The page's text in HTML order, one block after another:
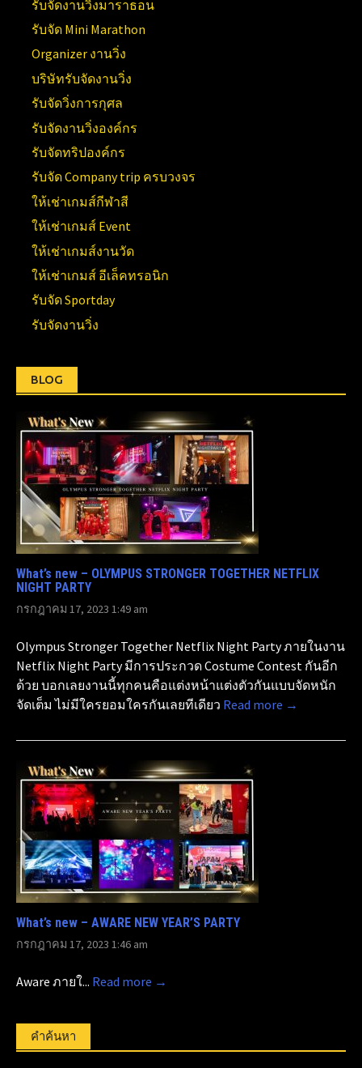
รับจัดงานวิ่งมาราธอน
รับจัด Mini Marathon
Organizer งานวิ่ง
บริษัทรับจัดงานวิ่ง
รับจัดวิ่งการกุศล
รับจัดงานวิ่งองค์กร
รับจัดทริปองค์กร
รับจัด Company trip ครบวงจร
ให้เช่าเกมส์กีฬาสี
ให้เช่าเกมส์ Event
ให้เช่าเกมส์งานวัด
ให้เช่าเกมส์ อีเล็คทรอนิก
รับจัด Sportday
รับจัดงานวิ่ง
BLOG
What’s new – OLYMPUS STRONGER TOGETHER NETFLIX
NIGHT PARTY
กรกฎาคม 17, 2023 1:49 am
Olympus Stronger Together Netflix Night Party ภายในงาน
Netflix Night Party มีการประกวด Costume Contest กันอีก
ด้วย บอกเลยงานนี้ทุกคนคือแต่งหน้าแต่งตัวกันแบบจัดหนัก
จัดเต็ม ไม่มีใครยอมใครกันเลยทีเดียว Read more →
What’s new – AWARE NEW YEAR’S PARTY
กรกฎาคม 17, 2023 1:46 am
Aware ภายใ... Read more →
คำค้นหา